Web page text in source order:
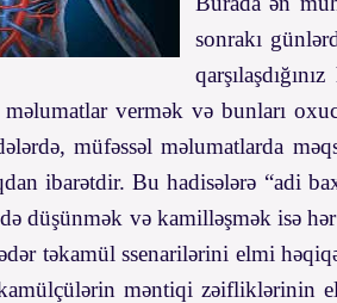
sonrakı
vermək və bunları
müfəssəl məlumatlarda
ibarətdir. Bu hadisələrə “adi
düşünmək və kamilləşmək isə
təkamül ssenarilərini elmi
məntiqi zəifliklərinin